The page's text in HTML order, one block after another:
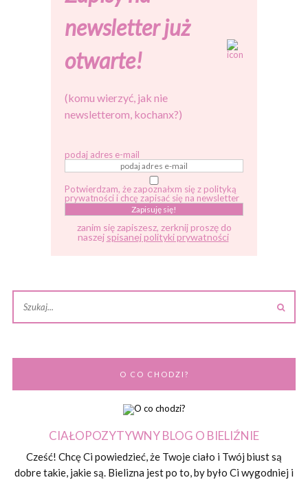
newsletter już
otwarte!
(komu wierzyć, jak nie
newsletterom, kochanx?)
podaj adres e-mail
Potwierdzam, że zapoznałxm się z polityką
prywatności i chcę zapisać się na newsletter
zanim się zapiszesz, zerknij proszę do
naszej spisanej polityki prywatności
O CO CHODZI?
CIAŁOPOZYTYWNY BLOG O BIELIŹNIE
Cześć! Chcę Ci powiedzieć, że Twoje ciało i Twój biust są
dobre takie, jakie są. Bielizna jest po to, by było Ci wygodniej i